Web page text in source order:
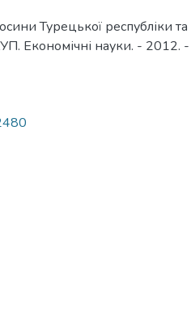
Турецької республіки та
Економічні науки. - 2012. -